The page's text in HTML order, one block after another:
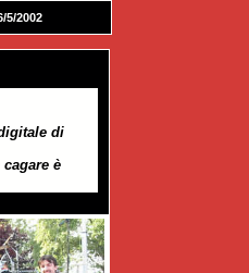
5/2002
di
è